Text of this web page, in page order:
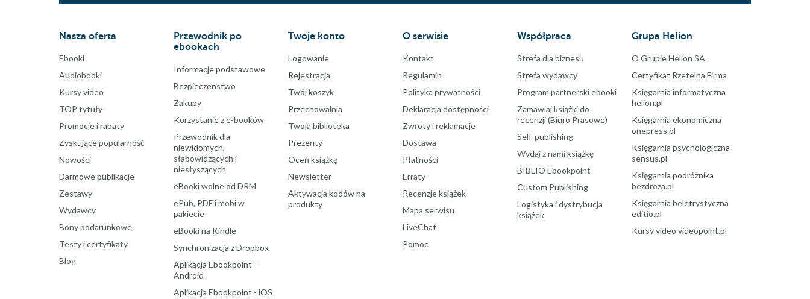
Nasza oferta
Ebooki
Audiobooki
Kursy video
TOP tytuły
Promocje i rabaty
Zyskujące popularność
Nowości
Darmowe publikacje
Zestawy
Wydawcy
Bony podarunkowe
Testy i certyfikaty
Blog
Przewodnik po
ebookach
Informacje podstawowe
Bezpieczenstwo
Zakupy
Korzystanie z e-booków
Przewodnik dla
niewidomych,
słabowidzących i
niesłyszących
eBooki wolne od DRM
ePub, PDF i mobi w
pakiecie
eBooki na Kindle
Synchronizacja z Dropbox
Aplikacja Ebookpoint -
Android
Aplikacja Ebookpoint - iOS
Twoje konto
Logowanie
Rejestracja
Twój koszyk
Przechowalnia
Twoja biblioteka
Prezenty
Oceń książkę
Newsletter
Aktywacja kodów na
produkty
O serwisie
Kontakt
Regulamin
Polityka prywatności
Deklaracja dostępności
Zwroty i reklamacje
Dostawa
Płatności
Erraty
Recenzje książek
Mapa serwisu
LiveChat
Pomoc
Współpraca
Strefa dla biznesu
Strefa wydawcy
Program partnerski ebooki
Zamawiaj książki do
recenzji (Biuro Prasowe)
Self-publishing
Wydaj z nami książkę
BIBLIO Ebookpoint
Custom Publishing
Logistyka i dystrybucja
książek
Grupa Helion
O Grupie Helion SA
Certyfikat Rzetelna Firma
Księgarnia informatyczna
helion.pl
Księgarnia ekonomiczna
onepress.pl
Księgarnia psychologiczna
sensus.pl
Księgarnia podróżnika
bezdroza.pl
Księgarnia beletrystyczna
editio.pl
Kursy video videopoint.pl